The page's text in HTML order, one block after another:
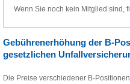
Wenn Sie noch kein Mitglied sind,
Gebührenerhöhung der B-
gesetzlichen
Die Preise verschiedener B-